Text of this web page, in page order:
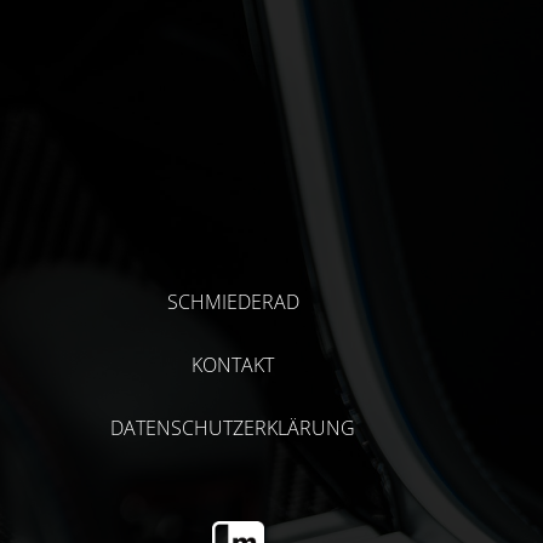
SCHMIEDERAD
KONTAKT
DATENSCHUTZERKLÄRUNG